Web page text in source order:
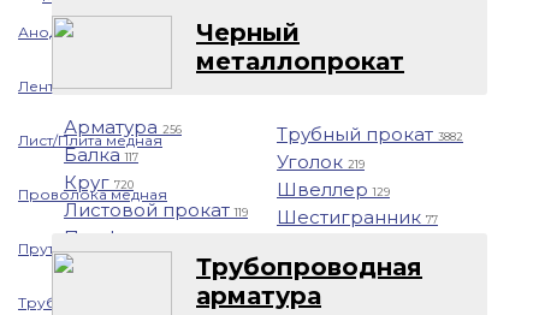
Аноды медные
Лента медная
Лист/Плита медная
Проволока медная
Пруток медный
Труба медная
Черный
металлопрокат
Арматура 256
Балка117
Круг 720
Листовой прокат119
Профнастил
Трубный прокат 3882
Уголок 219
Швеллер129
Шестигранник 77
Трубопроводная
арматура